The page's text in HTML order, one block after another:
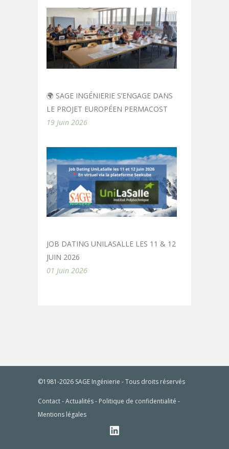
🌍 SAGE INGÉNIERIE S’ENGAGE DANS
LE PROJET EUROPÉEN PERMACOST
19 Juin 2026
JOB DATING UNILASALLE LES 11 & 12
JUIN 2026
01 Juin 2026
©1981-2026 SAGE Ingénierie - Tous droits réservés
Contact-Actualités- Politique de confidentialité -
Mentions légales
SAGE Ingénierie sur LinkedIn